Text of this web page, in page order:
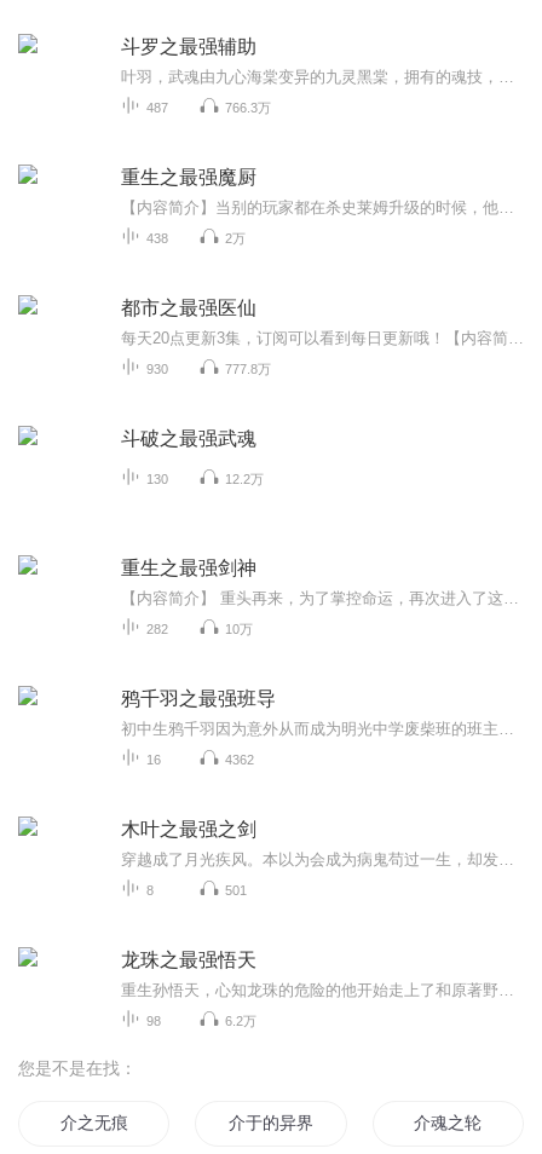
斗罗之最强辅助
487 766.3万
重生之最强魔厨
438 2万
都市之最强医仙
930 777.8万
斗破之最强武魂
130 12.2万
重生之最强剑神
282 10万
鸦千羽之最强班导
16 4362
木叶之最强之剑
8 501
龙珠之最强悟天
98 6.2万
您是不是在找：
介之无痕 介于的异界日记 介魂之轮